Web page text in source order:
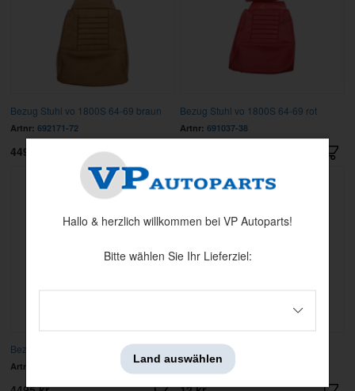
Bezug Stuhl vo 1800S 64-69 braun
Artnr: 692171-72
4495 kr
Bezug Stuhl vo 1800S 64-69 rot
Artnr: 691037-38
Bezug Stuhl vo 1800S 64-69 schwarz
Artnr:
Clips Gummispannband
Artnr:671227
Hallo & herzlich willkommen bei VP Autoparts!
Bitte wählen Sie Ihr Lieferziel:
Land auswählen